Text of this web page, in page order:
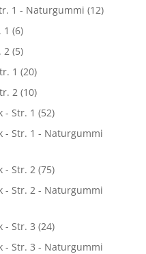
1 - Naturgummi (12)
1 (6)
2 (5)
1 (20)
2 (10)
- Str. 1 (52)
- Str. 1 - Naturgummi
- Str. 2 (75)
- Str. 2 - Naturgummi
- Str. 3 (24)
- Str. 3 - Naturgummi